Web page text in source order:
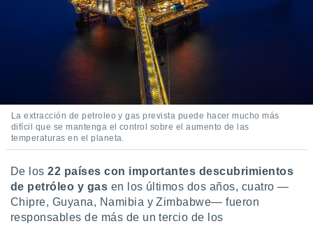
La extracción de petroleo y gas prevista puede hacer mucho más
difícil que se mantenga el control sobre el aumento de las
temperaturas en el planeta.
De los22 países con importantes descubrimientos
de petróleo y gas en los últimos dos años, cuatro —
Chipre, Guyana, Namibia y Zimbabwe— fueron
responsables de más de un tercio de los